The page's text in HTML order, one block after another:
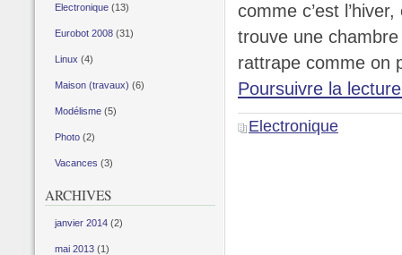
comme c’est
trouve une
rattrape comme on
Poursuivre la
Electronique
Electronique(13)
Eurobot 2008(31)
Linux (4)
Maison (travaux) (6)
Modélisme(5)
Photo(2)
Vacances (3)
ARCHIVES
janvier 2014(2)
mai 2013(1)